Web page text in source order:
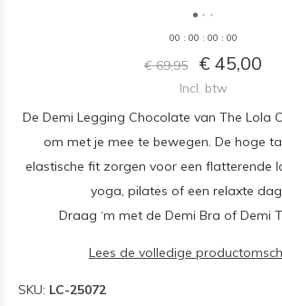
00 : 00 : 00 : 00
€ 69,95 € 45,00
Incl. btw
De Demi Legging Chocolate van The Lola
om met je mee te bewegen. De hoge
elastische fit zorgen voor een flatterende
yoga, pilates of een relaxte
Draag ‘m met de Demi Bra of Demi
Lees de volledige
SKU: LC-25072